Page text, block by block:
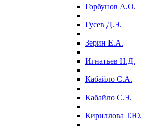
Горбунов А.О.
Гусев Д.Э.
Зерин Е.А.
Игнатьев Н.Д.
Кабайло С.А.
Кабайло С.Э.
Кириллова Т.Ю.